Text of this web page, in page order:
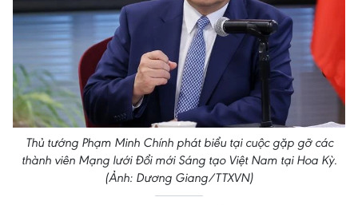
Thủ tướng Phạm Minh Chính phát biểu tại cuộc gặp gỡ các
thành viên Mạng lưới Đổi mới Sáng tạo Việt Nam tại Hoa Kỳ.
(Ảnh: Dương Giang/TTXVN)